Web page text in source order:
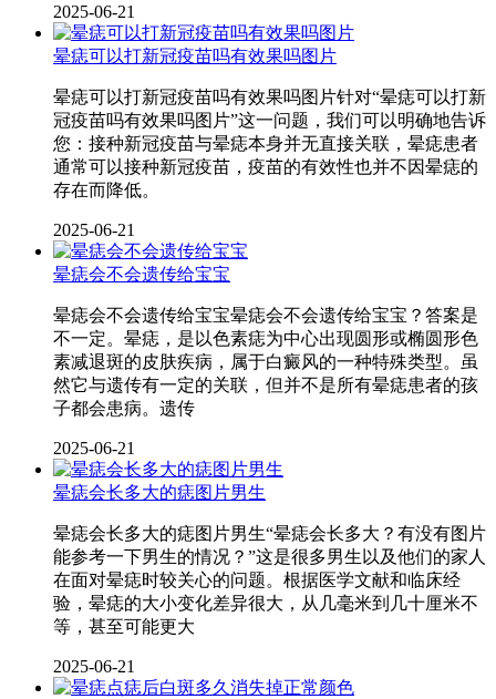
2025-06-21
晕痣可以打新冠疫苗吗有效果吗图片
晕痣可以打新冠疫苗吗有效果吗图片针对“晕痣可以打新
冠疫苗吗有效果吗图片”这一问题，我们可以明确地告诉
您：接种新冠疫苗与晕痣本身并无直接关联，晕痣患者
通常可以接种新冠疫苗，疫苗的有效性也并不因晕痣的
存在而降低。
2025-06-21
晕痣会不会遗传给宝宝
晕痣会不会遗传给宝宝晕痣会不会遗传给宝宝？答案是
不一定。晕痣，是以色素痣为中心出现圆形或椭圆形色
素减退斑的皮肤疾病，属于白癜风的一种特殊类型。虽
然它与遗传有一定的关联，但并不是所有晕痣患者的孩
子都会患病。遗传
2025-06-21
晕痣会长多大的痣图片男生
晕痣会长多大的痣图片男生“晕痣会长多大？有没有图片
能参考一下男生的情况？”这是很多男生以及他们的家人
在面对晕痣时较关心的问题。根据医学文献和临床经
验，晕痣的大小变化差异很大，从几毫米到几十厘米不
等，甚至可能更大
2025-06-21